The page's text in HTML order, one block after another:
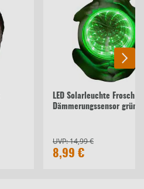
LED Solarleuchte Frosch
Dämmerungssensor grün
UVP:14,99 €
8,99 €